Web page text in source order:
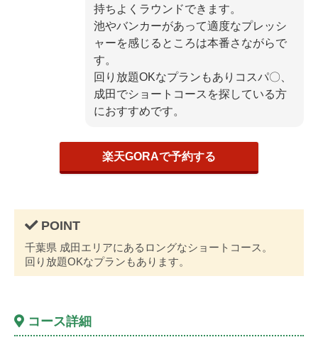
持ちよくラウンドできます。
池やバンカーがあって適度なプレッシ
ャーを感じるところは本番さながらで
す。
回り放題OKなプランもありコスパ〇、
成田でショートコースを探している方
におすすめです。
楽天GORAで予約する
千葉県 成田エリアにあるロングなショートコース。
回り放題OKなプランもあります。
コース詳細